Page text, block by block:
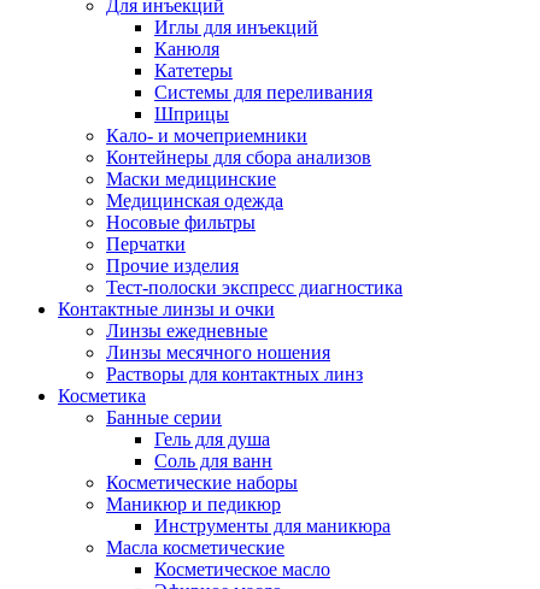
Для инъекций
Иглы для инъекций
Канюля
Катетеры
Системы для переливания
Шприцы
Кало- и мочеприемники
Контейнеры для сбора анализов
Маски медицинские
Медицинская одежда
Носовые фильтры
Перчатки
Прочие изделия
Тест-полоски экспресс диагностика
Контактные линзы и очки
Линзы ежедневные
Линзы месячного ношения
Растворы для контактных линз
Косметика
Банные серии
Гель для душа
Соль для ванн
Косметические наборы
Маникюр и педикюр
Инструменты для маникюра
Масла косметические
Косметическое масло